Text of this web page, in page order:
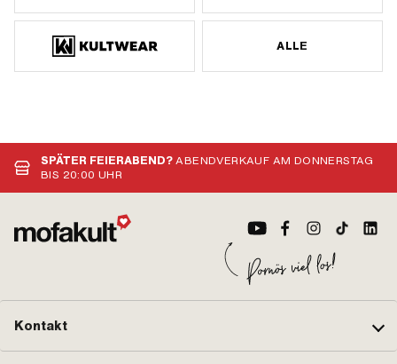
ALLE
SPÄTER FEIERABEND?ABENDVERKAUF AM DONNERSTAG
BIS 20:00 UHR
Kontakt